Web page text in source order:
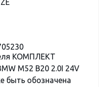
КОМПЛЕКТ
M52 B20 2.0I 24V
быть обозначена